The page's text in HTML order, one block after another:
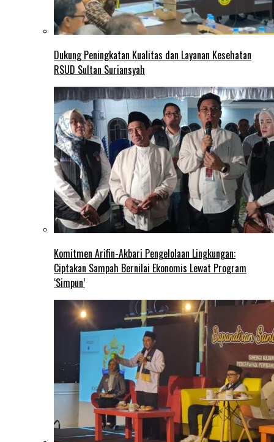
Dukung Peningkatan Kualitas dan Layanan Kesehatan
RSUD Sultan Suriansyah
Komitmen Arifin-Akbari Pengelolaan Lingkungan:
Ciptakan Sampah Bernilai Ekonomis Lewat Program
‘Simpun’